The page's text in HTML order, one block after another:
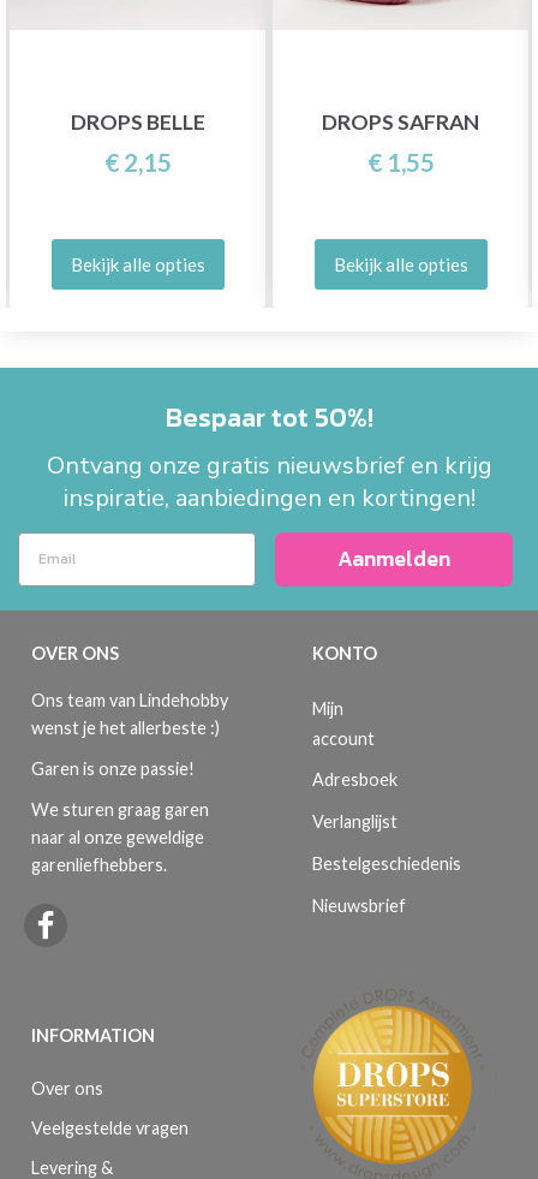
DROPS BELLE
€ 2,15
Bekijk alle opties
DROPS SAFRAN
€ 1,55
Bekijk alle opties
Bespaar tot 50%!
Ontvang onze gratis nieuwsbrief en krijg
inspiratie, aanbiedingen en kortingen!
Aanmelden
OVER ONS
Ons team van Lindehobby
wenst je het allerbeste :)
Garen is onze passie!
We sturen graag garen
naar al onze geweldige
garenliefhebbers.
INFORMATION
Over ons
Veelgestelde vragen
Levering &
KONTO
Mijn
account
Adresboek
Verlanglijst
Bestelgeschiedenis
Nieuwsbrief